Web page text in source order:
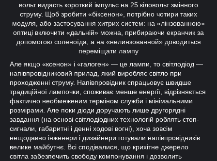
вольт видасть короткий імпульс на 25 кіловольт змінного
струму. Щоб зробити «біксенон», потрібно чотири таких
модуля, або застосування хитрих систем: на «лінзованною»
оптиці включити «дальній» можна, прибираючи екранчик за
допомогою соленоїда, а на «нелинзованной» доводиться
переміщати лампу
Але якщо «ксенон» і «галоген» — це лампи, то світлодіод —
напівпровідниковий прилад, який виробляє світло при
проходженні струму. Напівпровідник спрацьовує швидше
традиційної лампочки, споживає менше енергії, відрізняється
фактично необмеженим терміном служби і мінімальними
розмірами. Але поки діоди доручають лише другорядні
завдання (на основі світлодіодних технологій роблять стоп-
сигнали, габаритні і денні ходові вогні), хоча зовсім
нещодавно інженери і дизайнери готували напівпровідників
велике майбутнє. Всі сподівалися, що крихітне джерело
світла забезпечить свободу компонування і дозволить